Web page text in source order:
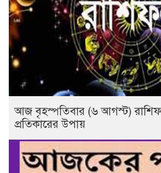
আজ বৃহস্পতিবার (৬ আগস্ট)
প্রতিকারের উপায়